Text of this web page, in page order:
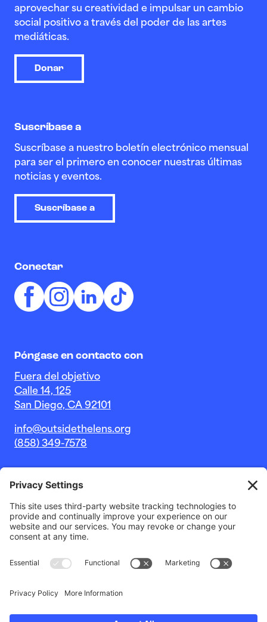
aprovechar su creatividad e impulsar un cambio
social positivo a través del poder de las artes
mediáticas.
Donar
Suscríbase a
Suscríbase a nuestro boletín electrónico mensual
para ser el primero en conocer nuestras últimas
noticias y eventos.
Suscríbase a
Conectar
Póngase en contacto con
Fuera del objetivo
Calle 14, 125
San Diego, CA 92101
info@outsidethelens.org
(858) 349-7578
© 2026 Outside The Lens, una organización sin fines de
lucro 501c(3).
Sitio web de